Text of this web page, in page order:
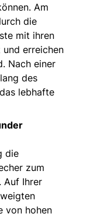
Am
die
mit ihren
erreichen
Nach einer
des
lebhafte
die
zum
Auf Ihrer
von hohen